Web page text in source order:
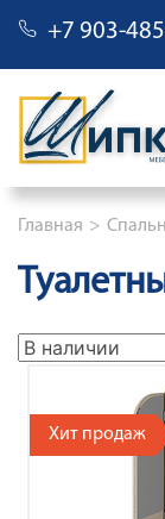
+7 903-
Строка
Главная
Хит продаж